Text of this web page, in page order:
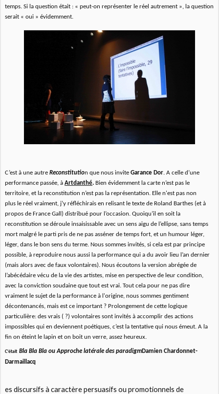
temps. Si la question était : « peut-on représenter le réel autrement », la question
serait « oui » évidemment.
C’est à une autreReconstitution que nous invite Garance Dor. A celle d’une
performance passée, àArtdanthé. Bien évidemment la carte n’est pas le
territoire, et la reconstitution n’est pas la représentation. Elle n'est pas non
plus le réel vraiment, j’y réfléchirais en relisant le texte de Roland Barthes (et à
propos de France Gall) distribué pour l’occasion. Quoiqu’il en soit la
reconstitution se déroule insaisissable avec un sens aigu de l’ellipse, sans temps
mort malgré le parti pris de ne pas asséner de temps fort, et un humour léger,
léger, dans le bon sens du terme. Nous sommes invités, si cela est par principe
possible, à reproduire nous aussi la performance qui a du avoir lieu l’an dernier
(mais alors avec de faux volontaires). Nous écoutons la version abrégée de
l’abécédaire vécu de la vie des artistes, mise en perspective de leur condition,
avec la conviction soudaine que tout est vrai. Tout cela pour ne pas dire
vraiment le sujet de la performance à l'origine, nous sommes gentiment
décontenancés, mais est ce important ? Prolongement de cette logique
particulière: des vrais ( ?) volontaires sont invités à accomplir des actions
impossibles qui en deviennent poétiques, c’est la tentative qui nous émeut. A la
fin on éteint le lapin et on boit un verre, assez heureux.
C'étaitBla Bla Bla ou Approche latérale des paradigmDamien Chardonnet-
Darmaillacq
es discursifs à caractère persuasifs ou promotionnels de